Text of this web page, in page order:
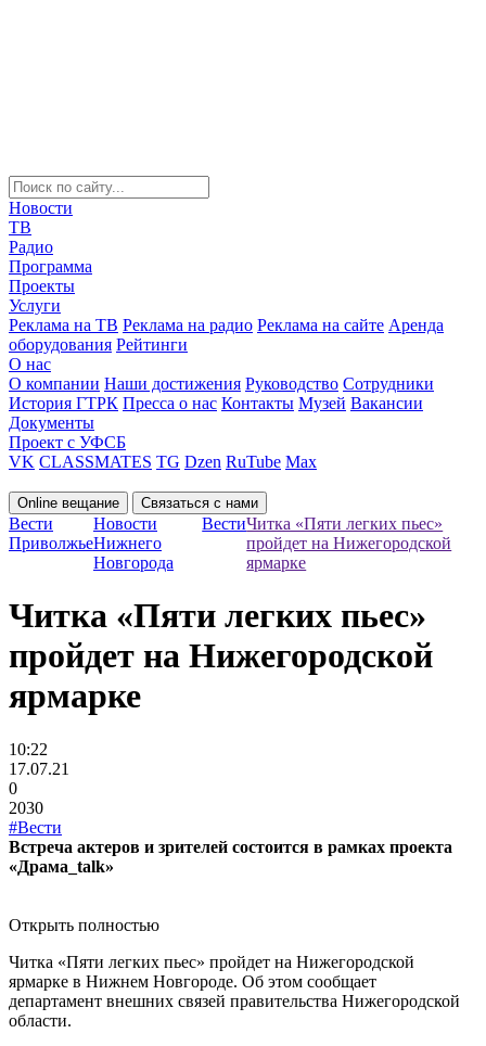
Новости
ТВ
Радио
Программа
Проекты
Услуги
Реклама на ТВ Реклама на радио Реклама на сайте Аренда
оборудования Рейтинги
О нас
О компании Наши достижения Руководство Сотрудники
История ГТРК Пресса о нас Контакты Музей Вакансии
Документы
Проект с УФСБ
VK CLASSMATES TG Dzen RuTube Max
Online вещание Связаться с нами
Вести
Приволжье
Новости
Нижнего
Новгорода
ВестиЧитка «Пяти легких пьес»
пройдет на Нижегородской
ярмарке
Читка «Пяти легких пьес»
пройдет на Нижегородской
ярмарке
10:22
17.07.21
0
2030
#Вести
Встреча актеров и зрителей состоится в рамках проекта
«Драма_talk»
Открыть полностью
Читка «Пяти легких пьес» пройдет на Нижегородской
ярмарке в Нижнем Новгороде. Об этом сообщает
департамент внешних связей правительства Нижегородской
области.